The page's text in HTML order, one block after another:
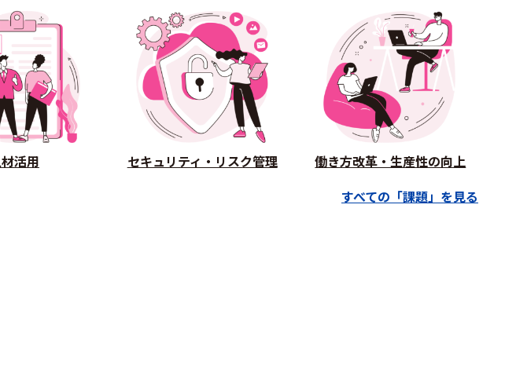
活用 セキュリティ・リスク管理
働き方改革・生産性の向上
すべての「課題」を見る